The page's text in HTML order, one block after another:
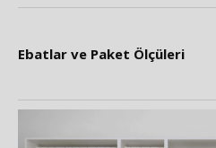
Ebatlar ve Paket Ölçüleri